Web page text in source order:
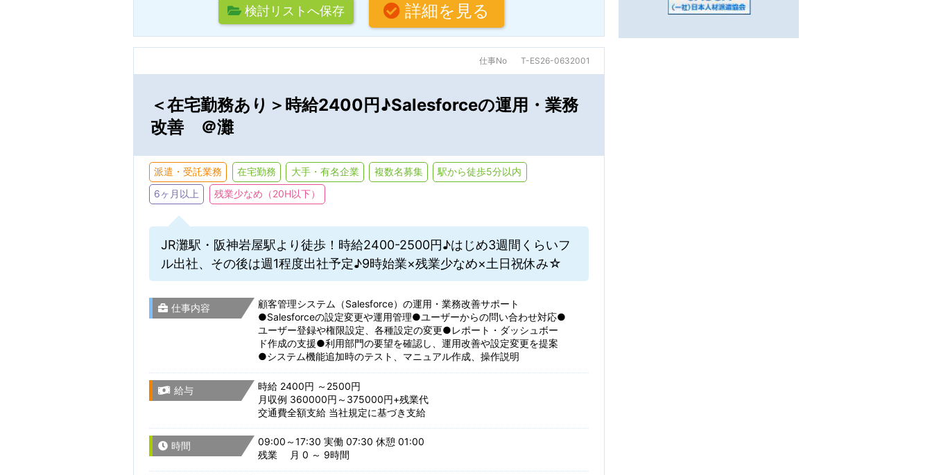
通勤時間・駅・路線から探す
駅名から検索/駅名
システム開発（Web・オープン系，汎用系）
サーバー・ネットワーク設計構築 システム・インフラ運用保守
テクニカルサポート・ヘルプデスク その他 IT関連
研究開発・実験・分析（化学・医薬）
事務関連 その他
選択をすべてクリアする
VisualBasic
C++
NX
就業期間
1～3ヶ月
残業・休日 週4日以下
就業形態 派遣・受託業務 紹介予定派遣
検索条件のタイトルを編集できます。
※保存した条件に合致した新着求人を毎週月曜日にメールでお知らせします
検討リストへ保存 詳細を見る
仕事No T-ES26-0632001
＜在宅勤務あり＞時給2400円♪Salesforceの運用・業務
改善 ＠灘
派遣・受託業務 在宅勤務 大手・有名企業 複数名募集
駅から徒歩5分以内
6ヶ月以上
残業少なめ（20H以下）
JR灘駅・阪神岩屋駅より徒歩！時給2400-2500円♪はじめ3週間くらいフ
ル出社、その後は週1程度出社予定♪9時始業×残業少なめ×土日祝休み☆
仕事内容
顧客管理システム（Salesforce）の運用・業務改善サポート
●Salesforceの設定変更や運用管理●ユーザーからの問い合わせ対応●
ユーザー登録や権限設定、各種設定の変更●レポート・ダッシュボー
ド作成の支援●利用部門の要望を確認し、運用改善や設定変更を提案
●システム機能追加時のテスト、マニュアル作成、操作説明
給与
時給 2400円 ～2500円
月収例 360000円～375000円+残業代
交通費全額支給 当社規定に基づき支給
時間
09:00～17:30 実働 07:30 休憩 01:00
残業 月 0 ～ 9時間